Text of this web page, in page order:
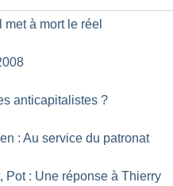
à mort le réel
anticapitalistes ?
: Au service du patronat
Pot : Une réponse à Thierry